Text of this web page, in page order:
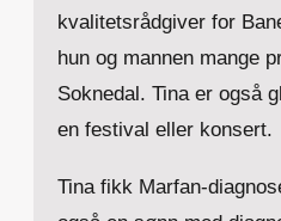
kvalitetsrådgiver for
hun og mannen mange
Soknedal. Tina er også
en festival eller konsert.
Tina fikk Marfan-